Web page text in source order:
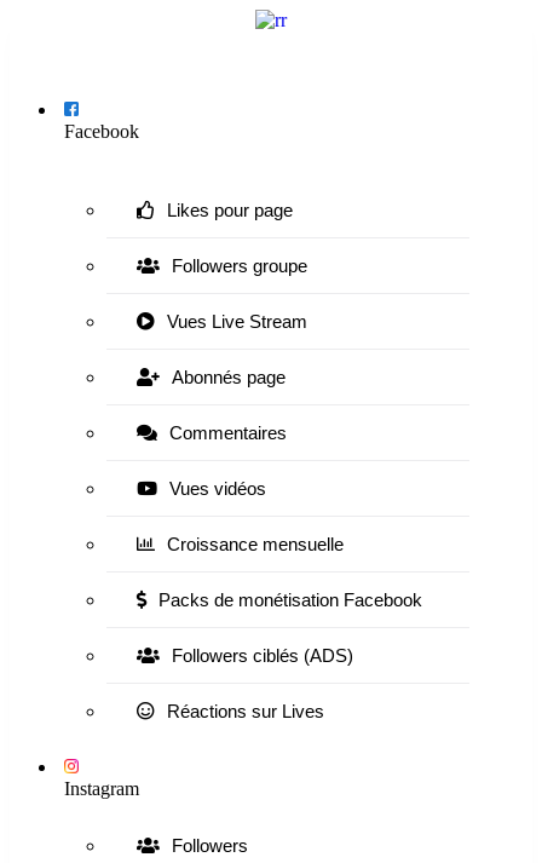
Facebook
Likes pour page
Followers groupe
Vues Live Stream
Abonnés page
Commentaires
Vues vidéos
Croissance mensuelle
Packs de monétisation Facebook
Followers ciblés (ADS)
Réactions sur Lives
Instagram
Followers